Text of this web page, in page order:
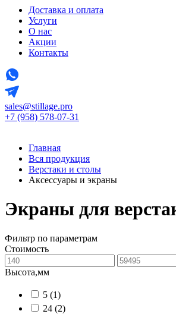
Доставка и оплата
Услуги
О нас
Акции
Контакты
sales@stillage.pro
+7 (958) 578-07-31
Главная
Вся продукция
Верстаки и столы
Аксессуары и экраны
Экраны для
Фильтр по параметрам
Стоимость
Высота,мм
5 (1)
24 (2)